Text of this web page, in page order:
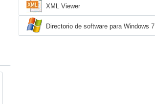
XML Viewer
Directorio de software para Windows 7